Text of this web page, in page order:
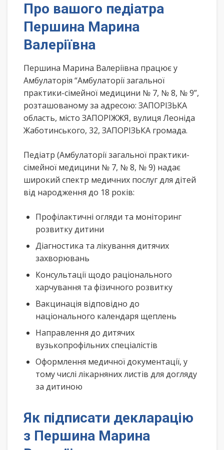
Про вашого педіатра
Першина Марина
Валеріївна
Першина Марина Валеріївна працює у
Амбулаторія “Амбулаторії загальної
практики-сімейної медицини № 7, № 8, № 9”,
розташованому за адресою: ЗАПОРІЗЬКА
область, місто ЗАПОРІЖЖЯ, вулиця Леоніда
Жаботинського, 32, ЗАПОРІЗЬКА громада.
Педіатр (Амбулаторії загальної практики-
сімейної медицини № 7, № 8, № 9) надає
широкий спектр медичних послуг для дітей
від народження до 18 років:
Профілактичні огляди та моніторинг
розвитку дитини
Діагностика та лікування дитячих
захворювань
Консультації щодо раціонального
харчування та фізичного розвитку
Вакцинація відповідно до
національного календаря щеплень
Направлення до дитячих
вузькопрофільних спеціалістів
Оформлення медичної документації, у
тому числі лікарняних листів для догляду
за дитиною
Як підписати декларацію
з Першина Марина